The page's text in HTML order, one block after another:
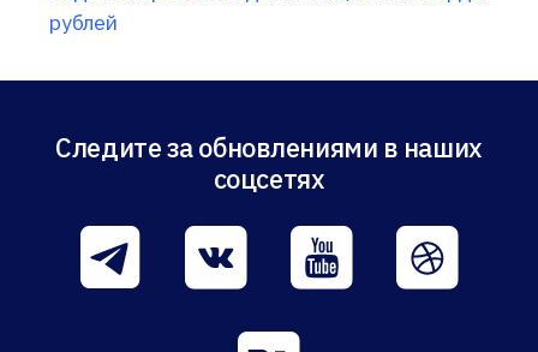
рублей
Следите за обновлениями в наших
соцсетях